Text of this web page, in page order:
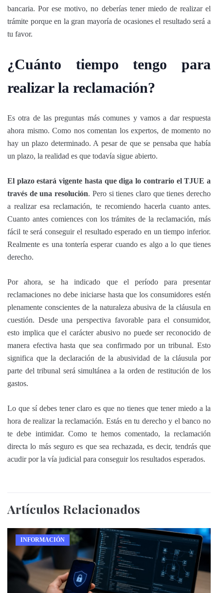
bancaria. Por ese motivo, no deberías tener miedo de realizar el
trámite porque en la gran mayoría de ocasiones el resultado será a
tu favor.
¿Cuánto tiempo tengo para
realizar la reclamación?
Es otra de las preguntas más comunes y vamos a dar respuesta
ahora mismo. Como nos comentan los expertos, de momento no
hay un plazo determinado. A pesar de que se pensaba que había
un plazo, la realidad es que todavía sigue abierto.
El plazo estará vigente hasta que diga lo contrario el TJUE a
través de una resolución. Pero si tienes claro que tienes derecho
a realizar esa reclamación, te recomiendo hacerla cuanto antes.
Cuanto antes comiences con los trámites de la reclamación, más
fácil te será conseguir el resultado esperado en un tiempo inferior.
Realmente es una tontería esperar cuando es algo a lo que tienes
derecho.
Por ahora, se ha indicado que el período para presentar
reclamaciones no debe iniciarse hasta que los consumidores estén
plenamente conscientes de la naturaleza abusiva de la cláusula en
cuestión. Desde una perspectiva favorable para el consumidor,
esto implica que el carácter abusivo no puede ser reconocido de
manera efectiva hasta que sea confirmado por un tribunal. Esto
significa que la declaración de la abusividad de la cláusula por
parte del tribunal será simultánea a la orden de restitución de los
gastos.
Lo que sí debes tener claro es que no tienes que tener miedo a la
hora de realizar la reclamación. Estás en tu derecho y el banco no
te debe intimidar. Como te hemos comentado, la reclamación
directa lo más seguro es que sea rechazada, es decir, tendrás que
acudir por la vía judicial para conseguir los resultados esperados.
Artículos Relacionados
INFORMACIÓN